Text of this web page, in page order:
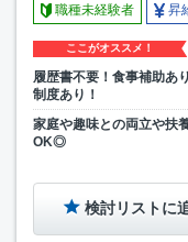
職種未経験者 昇
ここがオススメ！
履歴書不要！食事補助あ
制度あり！
家庭や趣味との両立や扶
OK◎
検討リストに